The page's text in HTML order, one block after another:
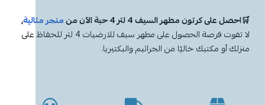
🛒احصل على كرتون مطهر السيف 4 لتر 4 حبة الآن من
متجر مثالية,
لا تفوت فرصة الحصول على مطهر سيف للارضيات 4 لتر للحفاظ على
منزلك أو مكتبك خاليًا من الجراثيم والبكتيريا.